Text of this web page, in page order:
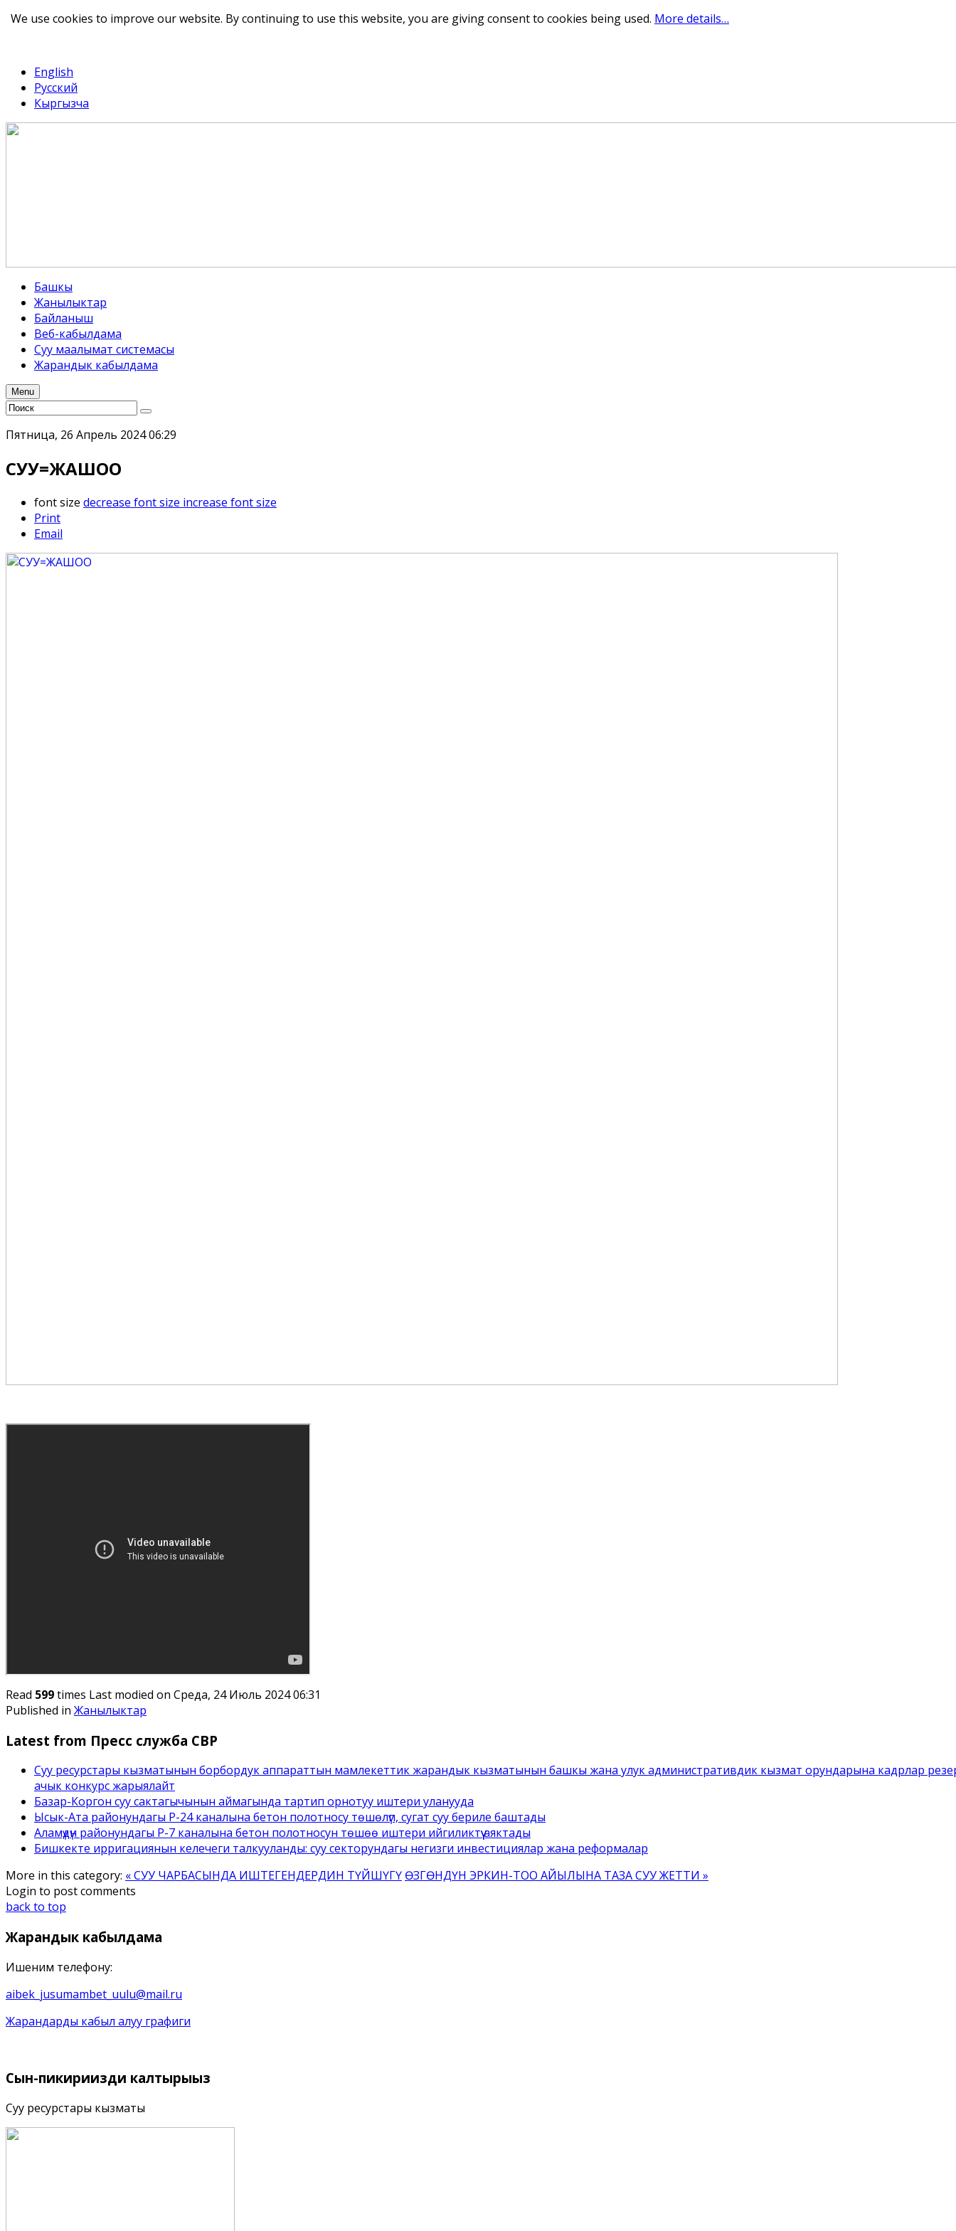
English
Русский
Кыргызча
Башкы
Жанылыктар
Байланыш
Веб-кабылдама
Суу маалымат системасы
Жарандык кабылдама
Menu
Пятница, 26 Апрель 2024 06:29
СУУ=ЖАШОО
font size decrease font size increase font size
Print
Email
Read 599times Last modified on Среда, 24 Июль 2024 06:31
Published in Жанылыктар
Latest from Пресс служба СВР
Суу ресурстары кызматынын борбордук аппараттын мамлекеттик жарандык кызматынын башкы жана улук административдик кызмат орундарына кадрлар
ачык конкурс жарыялайт
Базар-Коргон суу сактагычынын аймагында тартип орнотуу иштери уланууда
Ысык-Ата районундагы Р-24 каналына бетон полотносу төшөлүп, сугат суу бериле баштады
Аламүдүн районундагы Р-7 каналына бетон полотносун төшөө иштери ийгиликтүү аяктады
Бишкекте ирригациянын келечеги талкууланды: суу секторундагы негизги инвестициялар жана реформалар
More in this category: « СУУ ЧАРБАСЫНДА ИШТЕГЕНДЕРДИН ТҮЙШҮГҮ ӨЗГӨНДҮН ЭРКИН-ТОО АЙЫЛЫНА ТАЗА СУУ ЖЕТТИ »
Login to post comments
back to top
Жарандык кабылдама
Ишеним телефону:
aibek_jusumambet_uulu@mail.ru
Жарандарды кабыл алуу графиги
Сын-пикириңизди калтырыңыз
Суу ресурстары кызматы
We use cookies to improve our website. By continuing to use this website, you are giving consent to cookies being used. More details…